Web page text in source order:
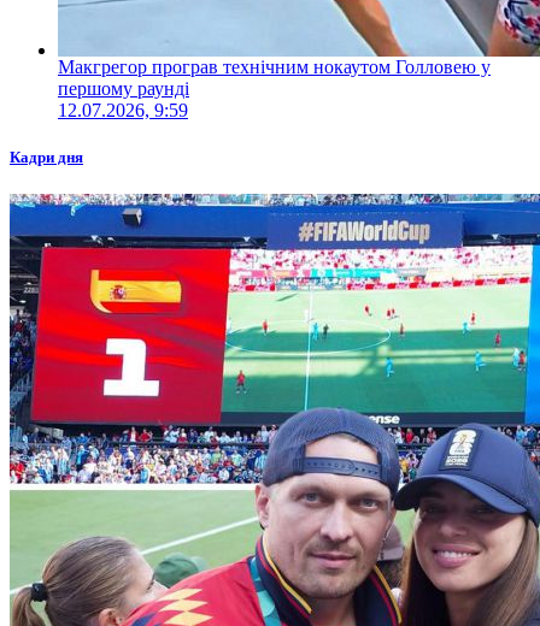
Макгрегор програв технічним нокаутом Голловею у
першому раунді
12.07.2026, 9:59
Кадри дня